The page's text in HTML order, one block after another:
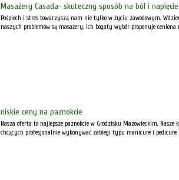
Masażery Casada- skuteczny sposób na ból i
Pośpiech i stres towarzyszą nam nie tylko w życiu zawodowym.
naszych problemów są masażery. Ich bogaty wybór proponuje ceniona
niskie ceny na paznokcie
Nasza oferta to najlepsze paznokcie w Grodzisku Mazowieckim.
chcących profesjonalnie wykonywać zabiegi typu manicure i